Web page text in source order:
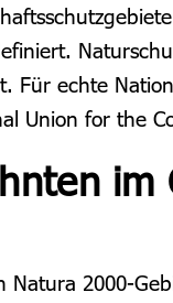
Für echte
Union for the
im
Natura 2000-